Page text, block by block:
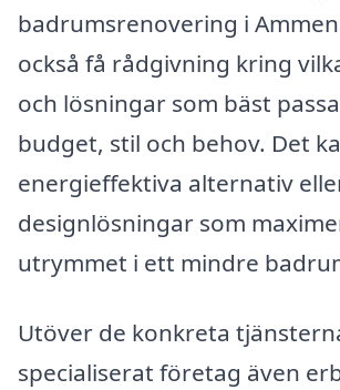
badrumsrenovering i
också få rådgivning kring
och lösningar som bäst
budget, stil och behov. Det
energieffektiva alternativ
designlösningar som
utrymmet i ett mindre
Utöver de konkreta
specialiserat företag även